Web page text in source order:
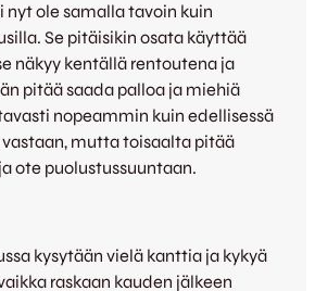
ole samalla tavoin kuin
Se pitäisikin osata käyttää
näkyy kentällä rentoutena ja
pitää saada palloa ja miehiä
nopeammin kuin edellisessä
vastaan, mutta toisaalta pitää
ote puolustussuuntaan.
kysytään vielä kanttia ja kykyä
raskaan kauden jälkeen